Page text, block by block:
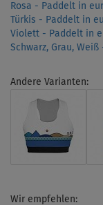
Rosa - Paddelt in
Türkis - Paddelt in
Violett - Paddelt in
Schwarz, Grau,
Andere Varianten:
Wir empfehlen: